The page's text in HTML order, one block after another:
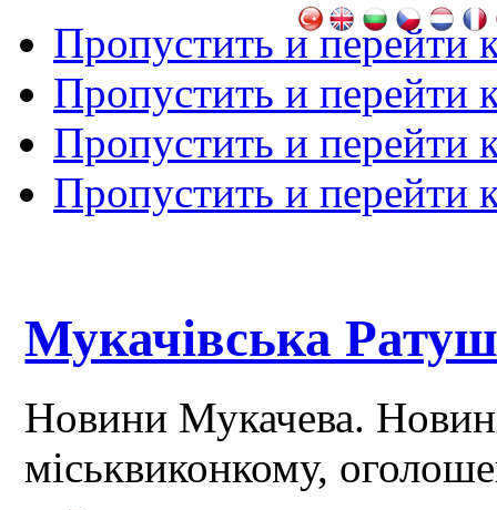
Пропустить и перейти
Пропустить и перейти
Пропустить и перейти
Пропустить и перейти
Мукачівська
Новини Мукачева.
міськвиконкому,